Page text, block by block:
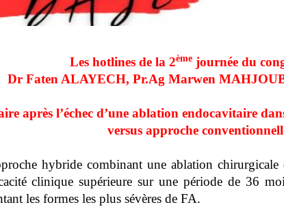
Les hotlines de la 2ème journée du
Dr Faten ALAYECH, Pr.Ag Marwen
après l’échec d’une ablation endocavitaire
versus approche
hybride combinant une ablation
clinique supérieure sur une période de 36
les formes les plus sévères de FA.